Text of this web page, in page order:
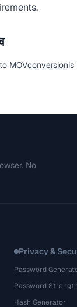
to MOVconversionis
No
Privacy &
Password
Password
Hash Generator